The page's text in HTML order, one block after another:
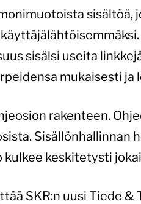
sisältöä,
sisälsi useita
mukaisesti ja
rakenteen.
Sisällönhallinnan
keskitetysti
SKR:n uusi Tiede &